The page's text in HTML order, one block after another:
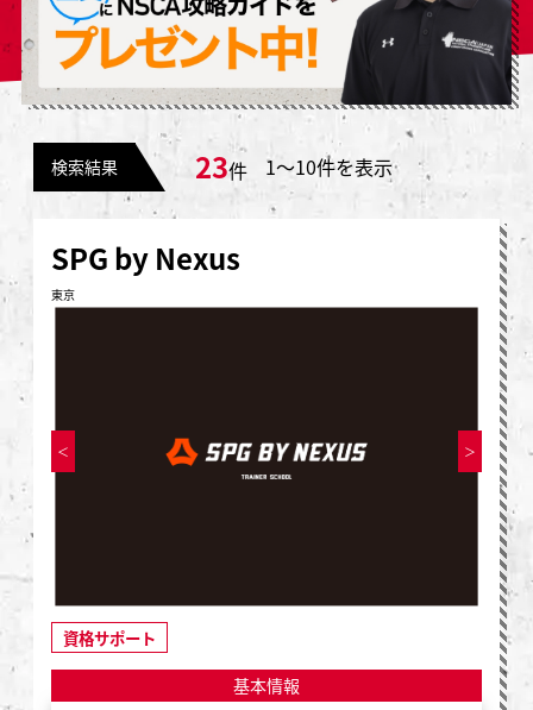
検索結果 23件 1〜10件を表示
SPG by Nexus
東京
資格サポート
基本情報